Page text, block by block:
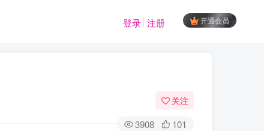
开通会员
登录 注册
关注
3908 101